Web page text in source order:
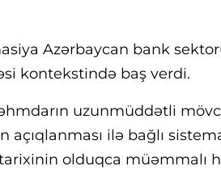
Azərbaycan bank
kontekstində baş verdi.
uzunmüddətli
açıqlanması ilə bağlı
olduqca müəmmalı